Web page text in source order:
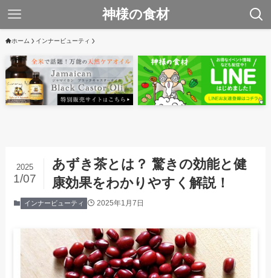
神様の食材
ホーム インナービューティ
あずき茶とは？ 驚きの効能と健
康効果をわかりやすく解説！
2025
1/07
インナービューティ 2025年1月7日